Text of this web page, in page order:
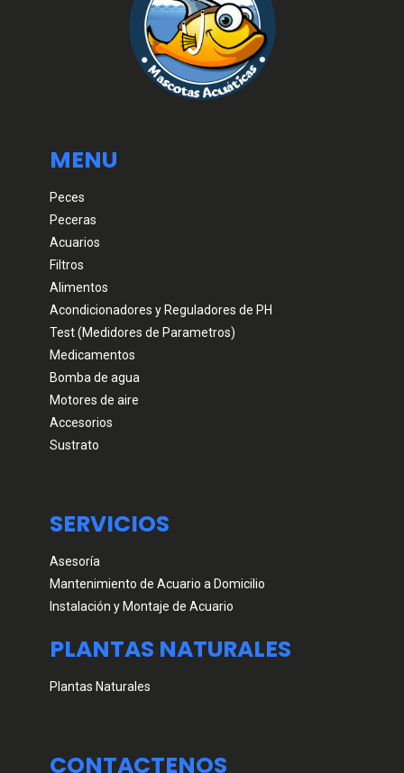
MENU
Peces
Peceras
Acuarios
Filtros
Alimentos
Acondicionadores y Reguladores de PH
Test (Medidores de Parametros)
Medicamentos
Bomba de agua
Motores de aire
Accesorios
Sustrato
SERVICIOS
Asesoría
Mantenimiento de Acuario a Domicilio
Instalación y Montaje de Acuario
PLANTAS NATURALES
Plantas Naturales
CONTACTENOS